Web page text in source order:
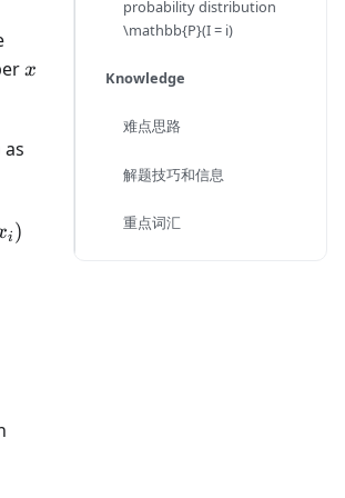
x
x
as
\frac{X_i}
i )
Z_k \} \mid X_i =
probability distribution
\mathbb{P}(I = i)
Knowledge
难点思路
解题技巧和信息
重点词汇